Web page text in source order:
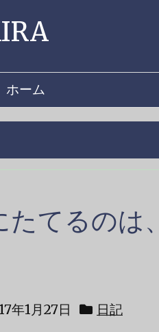
ホーム
たてるのは
年1月27日 日記